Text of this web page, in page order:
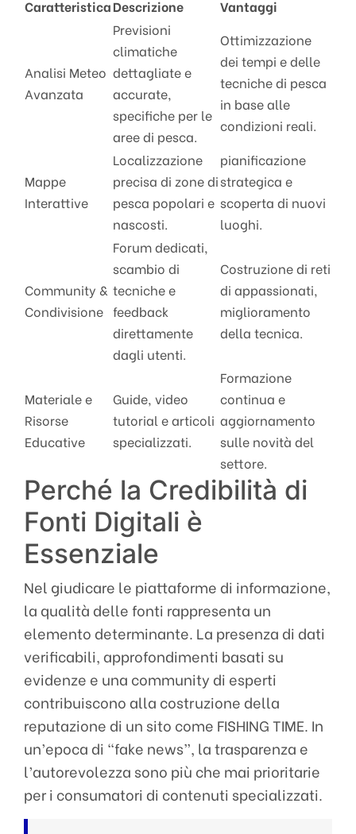
CaratteristicaDescrizione Vantaggi
Analisi Meteo
Avanzata
Previsioni
climatiche
dettagliate e
accurate,
specifiche per le
aree di pesca.
Ottimizzazione
dei tempi e delle
tecniche di pesca
in base alle
condizioni reali.
Mappe
Interattive
Localizzazione
precisa di zone di
pesca popolari e
nascosti.
pianificazione
strategica e
scoperta di nuovi
luoghi.
Community &
Condivisione
Forum dedicati,
scambio di
tecniche e
feedback
direttamente
dagli utenti.
Costruzione di reti
di appassionati,
miglioramento
della tecnica.
Materiale e
Risorse
Educative
Guide, video
tutorial e articoli
specializzati.
Formazione
continua e
aggiornamento
sulle novità del
settore.
Perché la Credibilità di
Fonti Digitali è
Essenziale
Nel giudicare le piattaforme di informazione,
la qualità delle fonti rappresenta un
elemento determinante. La presenza di dati
verificabili, approfondimenti basati su
evidenze e una community di esperti
contribuiscono alla costruzione della
reputazione di un sito come FISHING TIME. In
un’epoca di “fake news”, la trasparenza e
l’autorevolezza sono più che mai prioritarie
per i consumatori di contenuti specializzati.